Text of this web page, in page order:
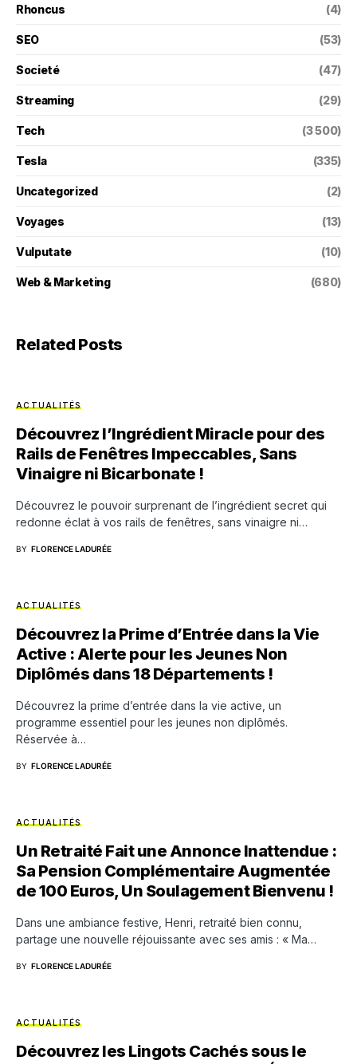
Rhoncus (4)
SEO (53)
Societé (47)
Streaming (29)
Tech (3 500)
Tesla (335)
Uncategorized (2)
Voyages (13)
Vulputate (10)
Web & Marketing (680)
Related Posts
ACTUALITÉS
Découvrez l’Ingrédient Miracle pour des
Rails de Fenêtres Impeccables, Sans
Vinaigre ni Bicarbonate !
Découvrez le pouvoir surprenant de l’ingrédient secret qui
redonne éclat à vos rails de fenêtres, sans vinaigre ni…
BY FLORENCE LADURÉE
ACTUALITÉS
Découvrez la Prime d’Entrée dans la Vie
Active : Alerte pour les Jeunes Non
Diplômés dans 18 Départements !
Découvrez la prime d’entrée dans la vie active, un
programme essentiel pour les jeunes non diplômés.
Réservée à…
BY FLORENCE LADURÉE
ACTUALITÉS
Un Retraité Fait une Annonce Inattendue :
Sa Pension Complémentaire Augmentée
de 100 Euros, Un Soulagement Bienvenu !
Dans une ambiance festive, Henri, retraité bien connu,
partage une nouvelle réjouissante avec ses amis : « Ma…
BY FLORENCE LADURÉE
ACTUALITÉS
Découvrez les Lingots Cachés sous le